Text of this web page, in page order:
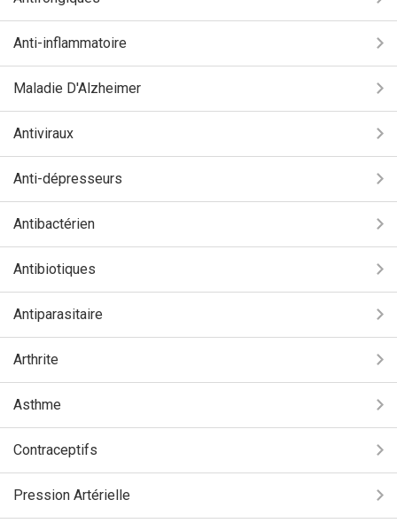
Anti-inflammatoire
Maladie D'Alzheimer
Antiviraux
Anti-dépresseurs
Antibactérien
Antibiotiques
Antiparasitaire
Arthrite
Asthme
Contraceptifs
Pression Artérielle